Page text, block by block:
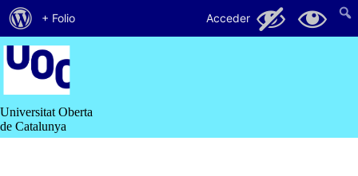
Saltar
contenido
Universitat Oberta
de Catalunya
Acerca
de
WordPress
+ Folio Acceder 66 23